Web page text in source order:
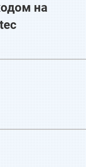
на